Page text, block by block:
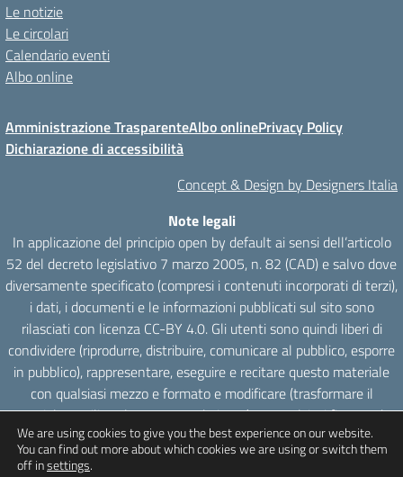
Le notizie
Le circolari
Calendario eventi
Albo online
Amministrazione TrasparenteAlbo onlinePrivacy Policy
Dichiarazione di accessibilità
Concept & Design by Designers Italia
Note legali
In applicazione del principio open by default ai sensi dell’articolo
52 del decreto legislativo 7 marzo 2005, n. 82 (CAD) e salvo dove
diversamente specificato (compresi i contenuti incorporati di terzi),
i dati, i documenti e le informazioni pubblicati sul sito sono
rilasciati con licenza CC-BY 4.0. Gli utenti sono quindi liberi di
condividere (riprodurre, distribuire, comunicare al pubblico, esporre
in pubblico), rappresentare, eseguire e recitare questo materiale
con qualsiasi mezzo e formato e modificare (trasformare il
materiale e utilizzarlo per opere derivate) per qualsiasi fine, anche
commerciale con il solo onere di attribuzione, senza apporre
restrizioni aggiuntive.
We are using cookies to give you the best experience on our website.
You can find out more about which cookies we are using or switch them
off insettings.